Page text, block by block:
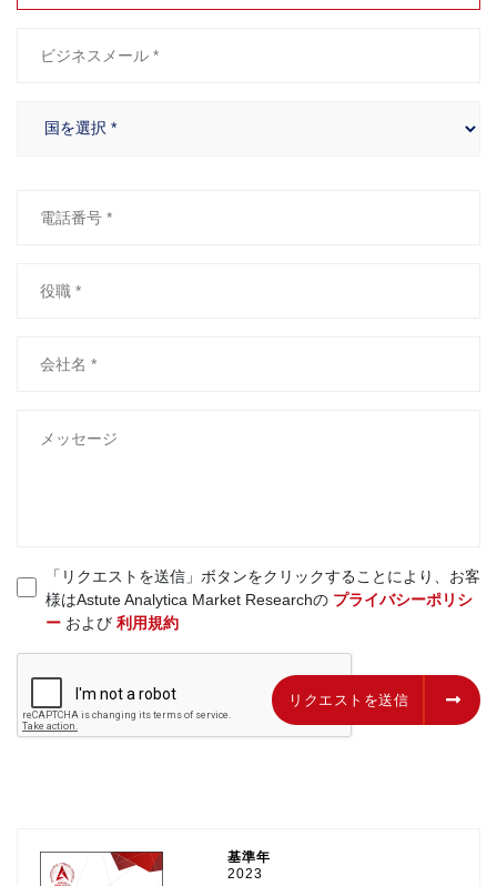
「リクエストを送信」ボタンをクリックすることにより、お客
様はAstute Analytica Market Researchの プライバシーポリシ
ーおよび 利用規約
リクエストを送信 リクエストを送信
基準年
2023